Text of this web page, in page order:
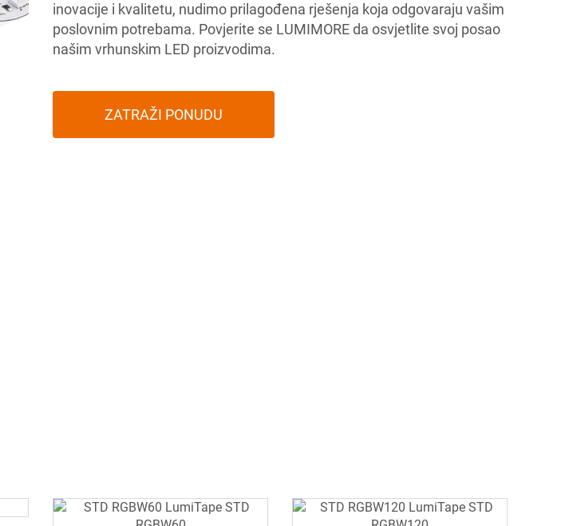
inovacije i kvalitetu, nudimo prilagođena rješenja koja odgovaraju vašim
poslovnim potrebama. Povjerite se LUMIMORE da osvjetlite svoj posao
našim vrhunskim LED proizvodima.
ZATRAŽI PONUDU